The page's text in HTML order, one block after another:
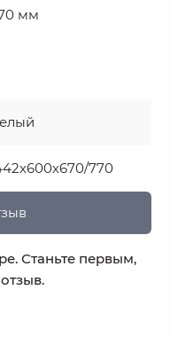
мм
770
Станьте первым,